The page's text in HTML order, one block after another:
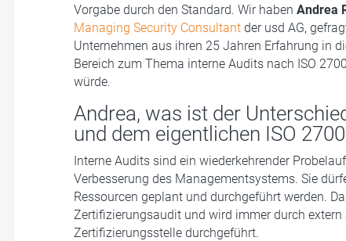
Vorgabe durch den Standard. Wir haben Andrea
Managing Security Consultantder usd AG,
Unternehmen aus ihren 25 Jahren Erfahrung in
Bereich zum Thema interne Audits nach ISO
würde.
Andrea, was ist der
und dem eigentlichen ISO
Interne Audits sind ein wiederkehrender
Verbesserung des Managementsystems. Sie
Ressourcen geplant und durchgeführt werden.
Zertifizierungsaudit und wird immer durch
Zertifizierungsstelle durchgeführt.